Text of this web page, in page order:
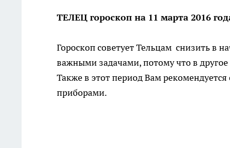
ТЕЛЕЦ гороскоп на 11 марта 2016
Гороскоп советует Тельцам снизить в
важными задачами, потому что в
Также в этот период Вам
приборами.